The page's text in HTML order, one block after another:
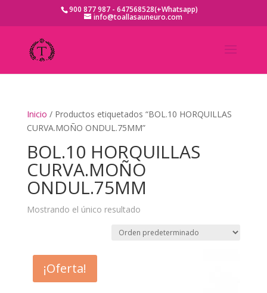
900 877 987 - 647568528(+Whatsapp)
info@toallasauneuro.com
Inicio / Productos etiquetados “BOL.10 HORQUILLAS
CURVA.MOÑO ONDUL.75MM”
BOL.10 HORQUILLAS
CURVA.MOÑO
ONDUL.75MM
Mostrando el único resultado
¡Oferta!